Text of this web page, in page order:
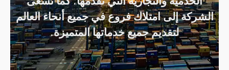
الخدمية والتجارية التي تقدمها. كما تسعى
الشركة إلى امتلاك فروع في جميع أنحاء العالم
لتقديم جميع خدماتها المتميزة.